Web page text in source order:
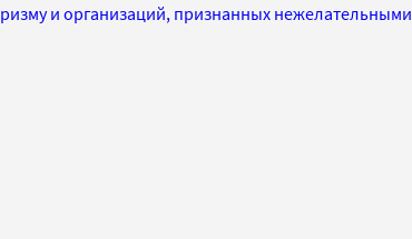
и организаций, признанных нежелательными